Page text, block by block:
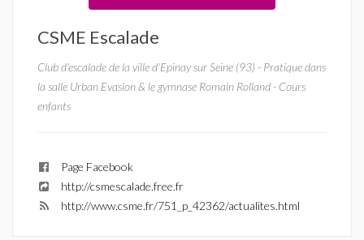
CSME Escalade
Club d'escalade de la ville d'Epinay sur Seine (93) - Pratique dans
la salle Urban Evasion & le gymnase Romain Rolland - Cours
enfants
Page Facebook
http://csmescalade.free.fr
http://www.csme.fr/751_p_42362/actualites.html